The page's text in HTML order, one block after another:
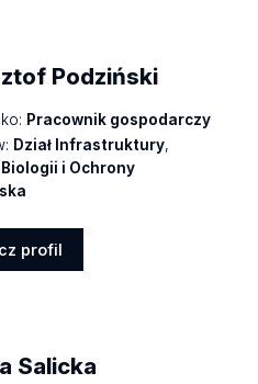
Podziński
Pracownik gospodarczy
Dział Infrastruktury,
Biologii i Ochrony
profil
Salicka